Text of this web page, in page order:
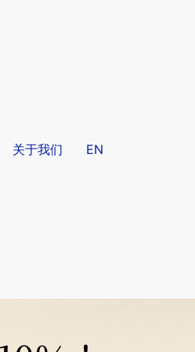
关于我们 EN